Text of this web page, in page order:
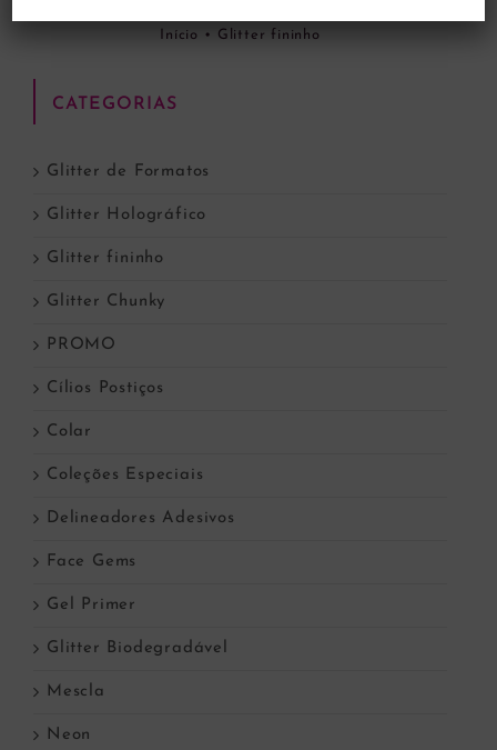
Início • Glitter fininho
CATEGORIAS
Glitter de Formatos
Glitter Holográfico
Glitter fininho
Glitter Chunky
PROMO
Cílios Postiços
Colar
Coleções Especiais
Delineadores Adesivos
Face Gems
Gel Primer
Glitter Biodegradável
Mescla
Neon